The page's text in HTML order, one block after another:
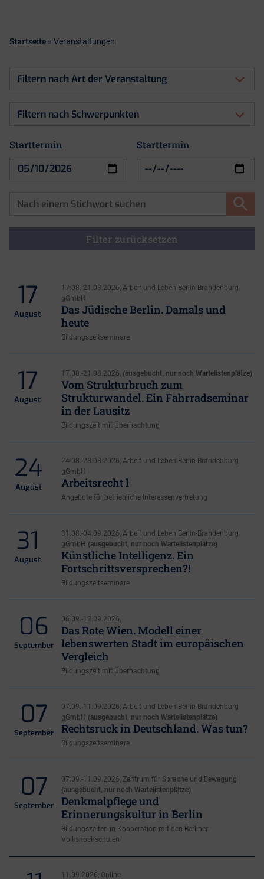
Startseite » Veranstaltungen
Filtern
der
Filtern
Starttermin Starttermin
Starttermin
Filter zurücksetzen
17
August
17.08.-21.08.2026, Arbeit und Leben Berlin-Brandenburg
gGmbH
Das Jüdische Berlin. Damals und
heute
Bildungszeitseminare
17
August
17.08.-21.08.2026, (ausgebucht, nur noch Wartelistenplätze)
Vom Strukturbruch zum
Strukturwandel. Ein Fahrradseminar
in der Lausitz
Bildungszeit mit Übernachtung
24
August
24.08.-28.08.2026, Arbeit und Leben Berlin-Brandenburg
gGmbH
Arbeitsrecht l
Angebote für betriebliche Interessenvertretung
31
August
31.08.-04.09.2026, Arbeit und Leben Berlin-Brandenburg
gGmbH (ausgebucht, nur noch Wartelistenplätze)
Künstliche Intelligenz. Ein
Fortschrittsversprechen?!
Bildungszeitseminare
06
September
06.09.-12.09.2026,
Das Rote Wien. Modell einer
lebenswerten Stadt im europäischen
Vergleich
Bildungszeit mit Übernachtung
07
September
07.09.-11.09.2026, Arbeit und Leben Berlin-Brandenburg
gGmbH (ausgebucht, nur noch Wartelistenplätze)
Rechtsruck in Deutschland. Was tun?
Bildungszeitseminare
07
September
07.09.-11.09.2026, Zentrum für Sprache und Bewegung
(ausgebucht, nur noch Wartelistenplätze)
Denkmalpflege und
Erinnerungskultur in Berlin
Bildungszeiten in Kooperation mit den Berliner
Volkshochschulen
11.09.2026, Online